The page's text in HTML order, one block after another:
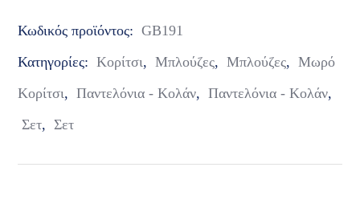
Κωδικός προϊόντος: GB191
Κατηγορίες: Κορίτσι, Μπλούζες, Μπλούζες, Μωρό
Κορίτσι, Παντελόνια - Κολάν, Παντελόνια - Κολάν,
Σετ, Σετ